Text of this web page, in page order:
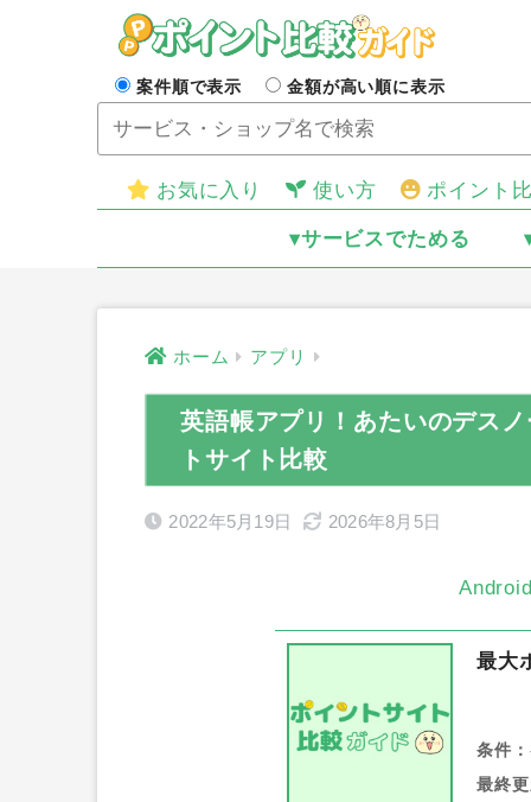
案件順で表示 金額が高い順に表示
お気に入り 使い方 ポイント
▾サービスでためる
ホーム アプリ
英語帳アプリ！あたいのデス
トサイト比較
2022年5月19日 2026年8月5日
最大
条件：
最終